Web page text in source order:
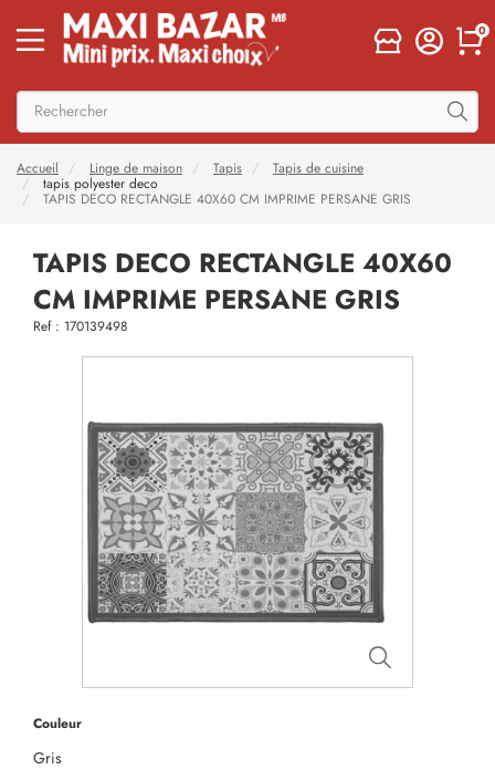
0
Accueil Linge de maison Tapis
Tapis de cuisine
tapis polyester deco
TAPIS DECO RECTANGLE 40X60 CM IMPRIME PERSANE GRIS
TAPIS DECO RECTANGLE 40X60
CM IMPRIME PERSANE GRIS
Ref : 170139498
Couleur
Gris